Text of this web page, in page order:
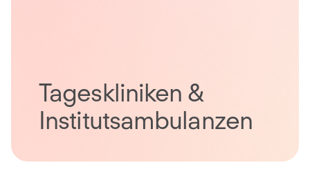
Tageskliniken &
Institutsambulanzen